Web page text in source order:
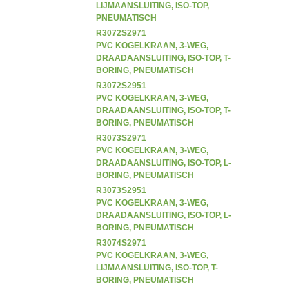
LIJMAANSLUITING, ISO-TOP,
PNEUMATISCH
DUBBELWERKEND
R3072S2971
PVC KOGELKRAAN, 3-WEG,
DRAADAANSLUITING, ISO-TOP, T-
BORING, PNEUMATISCH
ENKELWERKEND
R3072S2951
PVC KOGELKRAAN, 3-WEG,
DRAADAANSLUITING, ISO-TOP, T-
BORING, PNEUMATISCH
DUBBELWERKEND
R3073S2971
PVC KOGELKRAAN, 3-WEG,
DRAADAANSLUITING, ISO-TOP, L-
BORING, PNEUMATISCH
ENKELWERKEND
R3073S2951
PVC KOGELKRAAN, 3-WEG,
DRAADAANSLUITING, ISO-TOP, L-
BORING, PNEUMATISCH
DUBBELWERKEND
R3074S2971
PVC KOGELKRAAN, 3-WEG,
LIJMAANSLUITING, ISO-TOP, T-
BORING, PNEUMATISCH